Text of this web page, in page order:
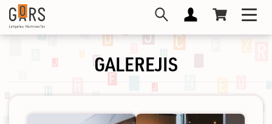
Pārlekt
galveno
saturu
GALEREJIS